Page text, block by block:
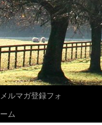
メルマガ登録フォ
ーム